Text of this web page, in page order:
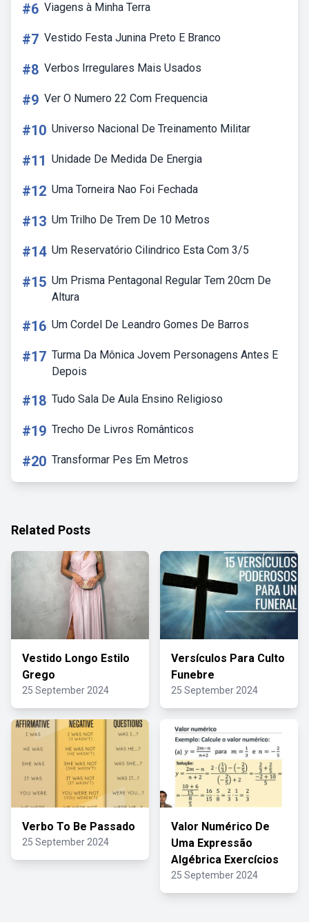
#6 Viagens à Minha Terra
#7 Vestido Festa Junina Preto E Branco
#8 Verbos Irregulares Mais Usados
#9 Ver O Numero 22 Com Frequencia
#10 Universo Nacional De Treinamento Militar
#11 Unidade De Medida De Energia
#12 Uma Torneira Nao Foi Fechada
#13 Um Trilho De Trem De 10 Metros
#14 Um Reservatório Cilindrico Esta Com 3/5
#15 Um Prisma Pentagonal Regular Tem 20cm De
Altura
#16 Um Cordel De Leandro Gomes De Barros
#17 Turma Da Mônica Jovem Personagens Antes E
Depois
#18 Tudo Sala De Aula Ensino Religioso
#19 Trecho De Livros Românticos
#20 Transformar Pes Em Metros
Related Posts
Vestido Longo Estilo
Grego
25 September 2024
Versículos Para Culto
Funebre
25 September 2024
Verbo To Be Passado
25 September 2024
Valor Numérico De
Uma Expressão
Algébrica Exercícios
25 September 2024